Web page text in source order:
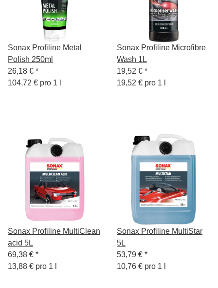
Sonax Profiline Metal
Polish 250ml
26,18 € *
104,72 € pro 1 l
Sonax Profiline Microfibre
Wash 1L
19,52 € *
19,52 € pro 1 l
Sonax Profiline MultiClean
acid 5L
69,38 € *
13,88 € pro 1 l
Sonax Profiline MultiStar
5L
53,79 € *
10,76 € pro 1 l